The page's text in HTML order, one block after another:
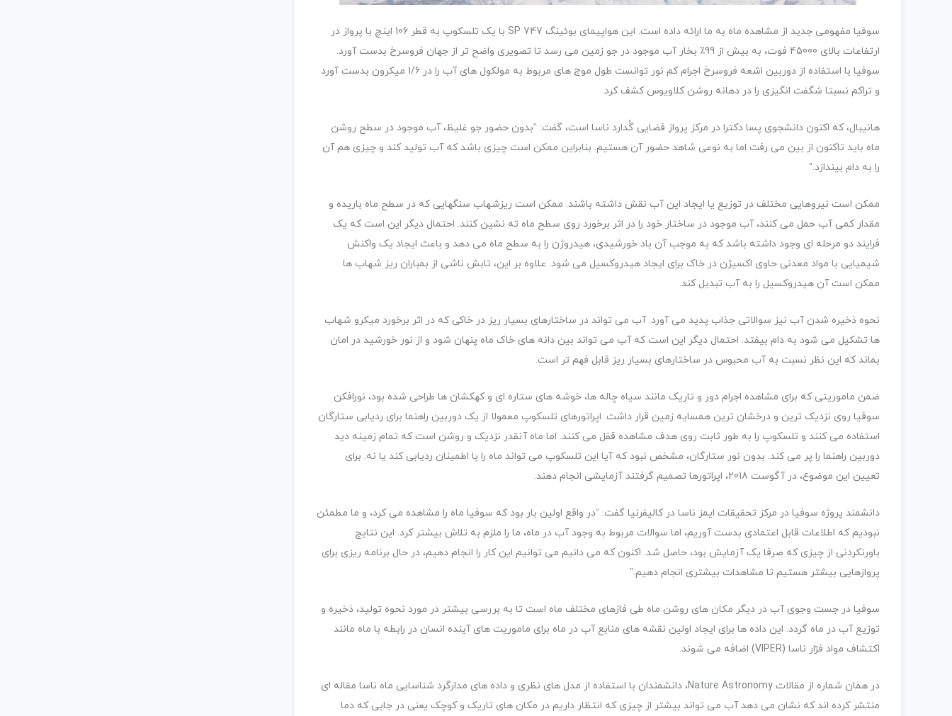
سوفیا مفهومی جدید از مشاهده ماه به ما ارائه داده است. این هواپیمای بوئینگ 747 SP با یک تلسکوپ به قطر 106 اینچ با پرواز در
ارتفاعات بالای 45000 فوت، به بیش از 99٪ بخار آب موجود در جو زمین می رسد تا تصویری واضح تر از جهان فروسرخ بدست آورد.
سوفیا با استفاده از دوربین اشعه فروسرخ اجرام کم نور توانست طول موج های مربوط به مولکول های آب را در 1/6 میکرون بدست آورد
و تراکم نسبتا شگفت انگیزی را در دهانه روشن کلاویوس ​​کشف کرد.
هانیبال، که اکنون دانشجوی پسا دکترا در مرکز پرواز فضایی گُدارد ناسا است، گفت: “بدون حضور جو غلیظ، آب موجود در سطح روشن
ماه باید تاکنون از بین می رفت اما به نوعی شاهد حضور آن هستیم. بنابراین ممکن است چیزی باشد که آب تولید کند و چیزی هم آن
را به دام بیندازد.”
ممکن است نیروهایی مختلف در توزیع یا ایجاد این آب نقش داشته باشند. ممکن است ریزشهاب سنگهایی که در سطح ماه باریده و
مقدار کمی آب حمل می کنند، آب موجود در ساختار خود را در اثر برخورد روی سطح ماه ته نشین کنند. احتمال دیگر این است که یک
فرایند دو مرحله ای وجود داشته باشد که به موجب آن باد خورشیدی، هیدروژن را به سطح ماه می دهد و باعث ایجاد یک واکنش
شیمیایی با مواد معدنی حاوی اکسیژن در خاک برای ایجاد هیدروکسیل می شود. علاوه بر این، تابش ناشی از بمباران ریز شهاب ها
ممکن است آن هیدروکسیل را به آب تبدیل کند.
نحوه ذخیره شدن آب نیز سوالاتی جذاب پدید می آورد. آب می تواند در ساختارهای بسیار ریز در خاکی که در اثر برخورد میکرو شهاب
ها تشکیل می شود به دام بیفتد. احتمال دیگر این است که آب می تواند بین دانه های خاک ماه پنهان شود و از نور خورشید در امان
بماند که این نظر نسبت به آب محبوس در ساختارهای بسیار ریز قابل فهم تر است.
ضمن ماموریتی که برای مشاهده اجرام دور و تاریک مانند سیاه چاله ها، خوشه های ستاره ای و کهکشان ها طراحی شده بود، نورافکن
سوفیا روی نزدیک ترین و درخشان ترین همسایه زمین قرار داشت. اپراتورهای تلسکوپ معمولا از یک دوربین راهنما برای ردیابی ستارگان
استفاده می کنند و تلسکوپ را به طور ثابت روی هدف مشاهده قفل می کنند. اما ماه آنقدر نزدیک و روشن است که تمام زمینه دید
دوربین راهنما را پر می کند. بدون نور ستارگان، مشخص نبود که آیا این تلسکوپ می تواند ماه را با اطمینان ردیابی کند یا نه. برای
تعیین این موضوع، در آگوست 2018، اپراتورها تصمیم گرفتند آزمایشی انجام دهند.
دانشمند پروژه سوفیا در مرکز تحقیقات ایمز ناسا در کالیفرنیا گفت: “در واقع اولین بار بود که سوفیا ماه را مشاهده می کرد، و ما مطمئن
نبودیم که اطلاعات قابل اعتمادی بدست آوریم، اما سوالات مربوط به وجود آب در ماه، ما را ملزم به تلاش بیشتر کرد. این نتایج
باورنکردنی از چیزی که صرفا یک آزمایش بود، حاصل شد. اکنون که می دانیم می توانیم این کار را انجام دهیم، در حال برنامه ریزی برای
پروازهایی بیشتر هستیم تا مشاهدات بیشتری انجام دهیم.”
سوفیا در جست وجوی آب در دیگر مکان های روشن ماه طی فازهای مختلف ماه است تا به بررسی بیشتر در مورد نحوه تولید، ذخیره و
توزیع آب در ماه گردد. این داده ها برای ایجاد اولین نقشه های منابع آب در ماه برای ماموریت های آینده انسان در رابطه با ماه مانند
اکتشاف مواد فرّار ناسا (VIPER) اضافه می شوند.
در همان شماره از مقالات Nature Astronomy، دانشمندان با استفاده از مدل های نظری و داده های مدارگرد شناسایی ماه ناسا مقاله ای
منتشر کرده اند که نشان می دهد آب می تواند بیشتر از چیزی که انتظار داریم در مکان های تاریک و کوچک یعنی در جایی که دما